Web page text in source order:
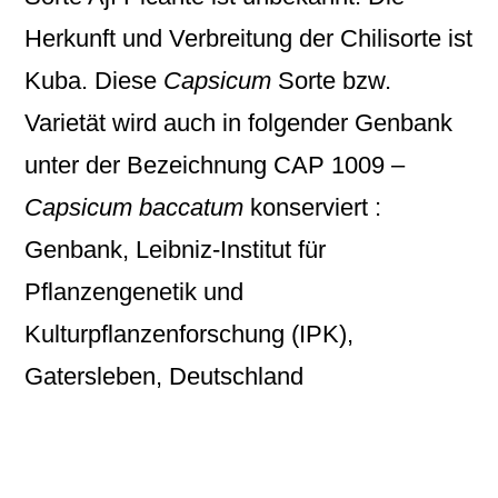
Herkunft und Verbreitung der Chilisorte ist
Kuba. Diese Capsicum Sorte bzw.
Varietät wird auch in folgender Genbank
unter der Bezeichnung CAP 1009 –
Capsicum baccatum konserviert :
Genbank, Leibniz-Institut für
Pflanzengenetik und
Kulturpflanzenforschung (IPK),
Gatersleben, Deutschland